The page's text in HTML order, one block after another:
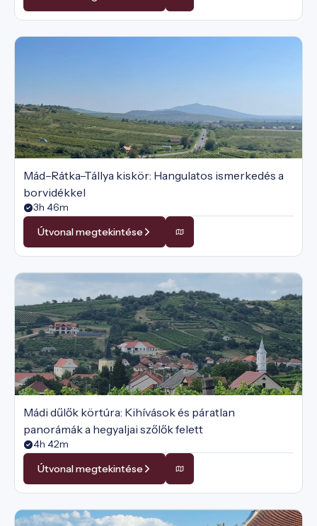
Mád–Rátka–Tállya kiskör: Hangulatos ismerkedés a
borvidékkel
3h 46m
Útvonal megtekintése
Mádi dűlők körtúra: Kihívások és páratlan
panorámák a hegyaljai szőlők felett
4h 42m
Útvonal megtekintése